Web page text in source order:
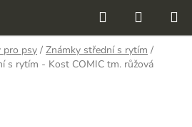
Hledat
KOŠÍK
pro psy / Známky střední s rytím /
s rytím - Kost COMIC tm. růžová